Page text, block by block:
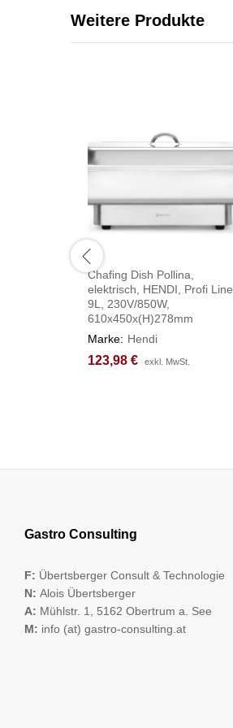
Weitere Produkte
Chafing Dish Pollina,
elektrisch, HENDI, Profi Line,
9L, 230V/850W,
610x450x(H)278mm
Marke: Hendi
123,98 € exkl. MwSt.
123,98 € exkl. MwSt.
Gastro Consulting
F: Übertsberger Consult & Technologie
N: Alois Übertsberger
A: Mühlstr. 1, 5162 Obertrum a. See
M: info (at) gastro-consulting.at